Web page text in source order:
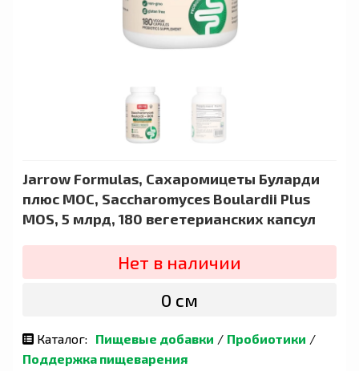
Jarrow Formulas, Сахаромицеты Буларди
плюс МОС, Saccharomyces Boulardii Plus
MOS, 5 млрд, 180 вегетерианских капсул
Нет в наличии
0 сӯм
Каталог: Пищевые добавки / Пробиотики /
Поддержка пищеварения